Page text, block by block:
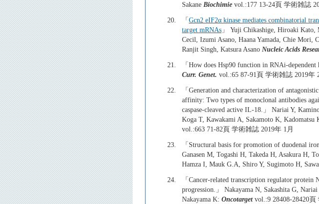
Sakane Biochimie vol.:177 13-24頁 学術雑誌
20.
「Gcn2 eIF2α kinase mediates combinatorial
target mRNAs 」 Yuji Chikashige, Hiroaki Kato,
Cecil, Izumi Asano, Haana Yamada, Chie Mori,
Ranjit Singh, Katsura Asano Nucleic Acids
21.
「How does Hsp90 function in RNAi-
Curr. Genet. vol.:65 87-91頁 学術雑誌 2019年
22.
「Generation and characterization of
affinity: Two types of monoclonal antibodies
caspase-cleaved active IL-18.」 Nariai Y,
Koga T, Kawakami A, Sakamoto K,
vol.:663 71-82頁 学術雑誌 2019年 1月
23.
「Structural basis for promotion of duodenal
Ganasen M, Togashi H, Takeda H, Asakura H,
Hamza I, Mauk G.A, Shiro Y, Sugimoto H,
24.
「Cancer-related transcription regulator
progression.」 Nakayama N, Sakashita G,
Nakayama K: Oncotargetvol.:9 28408-28420頁